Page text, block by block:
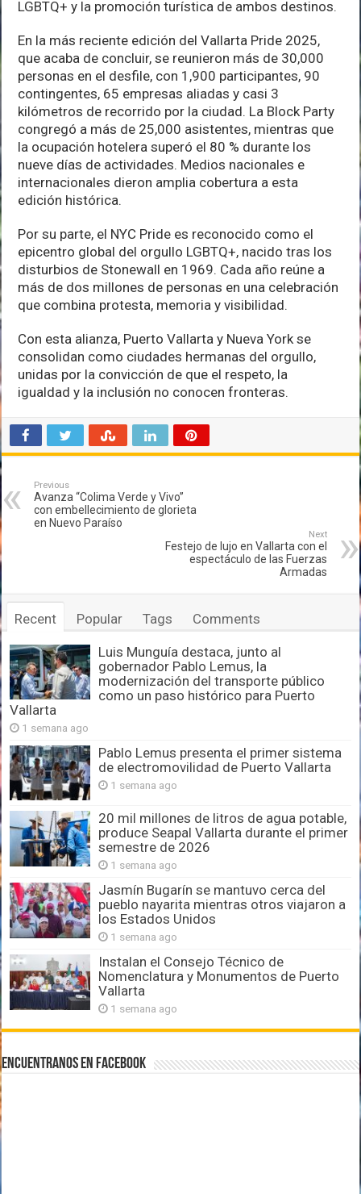
LGBTQ+ y la promoción turística de ambos destinos.
En la más reciente edición del Vallarta Pride 2025,
que acaba de concluir, se reunieron más de 30,000
personas en el desfile, con 1,900 participantes, 90
contingentes, 65 empresas aliadas y casi 3
kilómetros de recorrido por la ciudad. La Block Party
congregó a más de 25,000 asistentes, mientras que
la ocupación hotelera superó el 80 % durante los
nueve días de actividades. Medios nacionales e
internacionales dieron amplia cobertura a esta
edición histórica.
Por su parte, el NYC Pride es reconocido como el
epicentro global del orgullo LGBTQ+, nacido tras los
disturbios de Stonewall en 1969. Cada año reúne a
más de dos millones de personas en una celebración
que combina protesta, memoria y visibilidad.
Con esta alianza, Puerto Vallarta y Nueva York se
consolidan como ciudades hermanas del orgullo,
unidas por la convicción de que el respeto, la
igualdad y la inclusión no conocen fronteras.
Previous
Avanza “Colima Verde y Vivo”
con embellecimiento de glorieta
en Nuevo Paraíso
Next
Festejo de lujo en Vallarta con el
espectáculo de las Fuerzas
Armadas
Recent Popular Tags Comments
Luis Munguía destaca, junto al
gobernador Pablo Lemus, la
modernización del transporte público
como un paso histórico para Puerto
Vallarta
1 semana ago
Pablo Lemus presenta el primer sistema
de electromovilidad de Puerto Vallarta
1 semana ago
20 mil millones de litros de agua potable,
produce Seapal Vallarta durante el primer
semestre de 2026
1 semana ago
Jasmín Bugarín se mantuvo cerca del
pueblo nayarita mientras otros viajaron a
los Estados Unidos
1 semana ago
Instalan el Consejo Técnico de
Nomenclatura y Monumentos de Puerto
Vallarta
1 semana ago
Encuentranos en Facebook